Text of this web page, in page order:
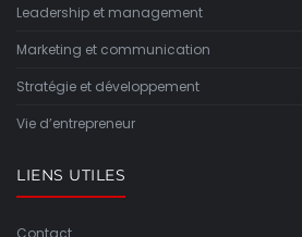
Leadership et management
Marketing et communication
Stratégie et développement
Vie d’entrepreneur
LIENS UTILES